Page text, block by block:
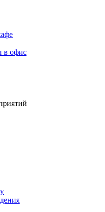
в офис